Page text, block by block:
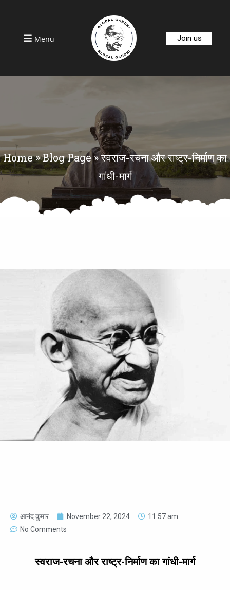
Menu Join us
Home»Blog Page»स्वराज-रचना और राष्ट्र-निर्माण का
गांधी-मार्ग
आनंद कुमार November 22, 2024
11:57 am
No Comments
स्वराज-रचना और राष्ट्र-निर्माण का गांधी-मार्ग